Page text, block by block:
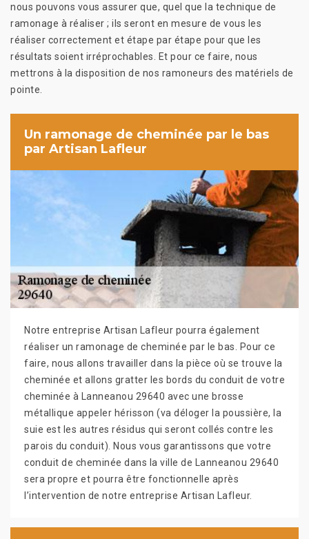
nous pouvons vous assurer que, quel que la technique de
ramonage à réaliser ; ils seront en mesure de vous les
réaliser correctement et étape par étape pour que les
résultats soient irréprochables. Et pour ce faire, nous
mettrons à la disposition de nos ramoneurs des matériels de
pointe.
Un ramonage de cheminée par le bas
par Artisan Lafleur
Notre entreprise Artisan Lafleur pourra également
réaliser un ramonage de cheminée par le bas. Pour ce
faire, nous allons travailler dans la pièce où se trouve la
cheminée et allons gratter les bords du conduit de votre
cheminée à Lanneanou 29640 avec une brosse
métallique appeler hérisson (va déloger la poussière, la
suie est les autres résidus qui seront collés contre les
parois du conduit). Nous vous garantissons que votre
conduit de cheminée dans la ville de Lanneanou 29640
sera propre et pourra être fonctionnelle après
l’intervention de notre entreprise Artisan Lafleur.